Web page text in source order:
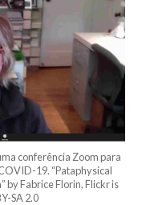
conferência Zoom para
19. “Pataphysical
by Fabrice Florin, Flickr is
SA 2.0